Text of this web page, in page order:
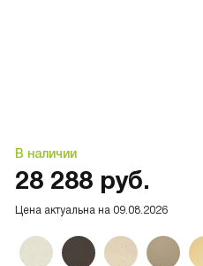
В наличии
Цена актуальна на 09.08.2026
28 288 руб.